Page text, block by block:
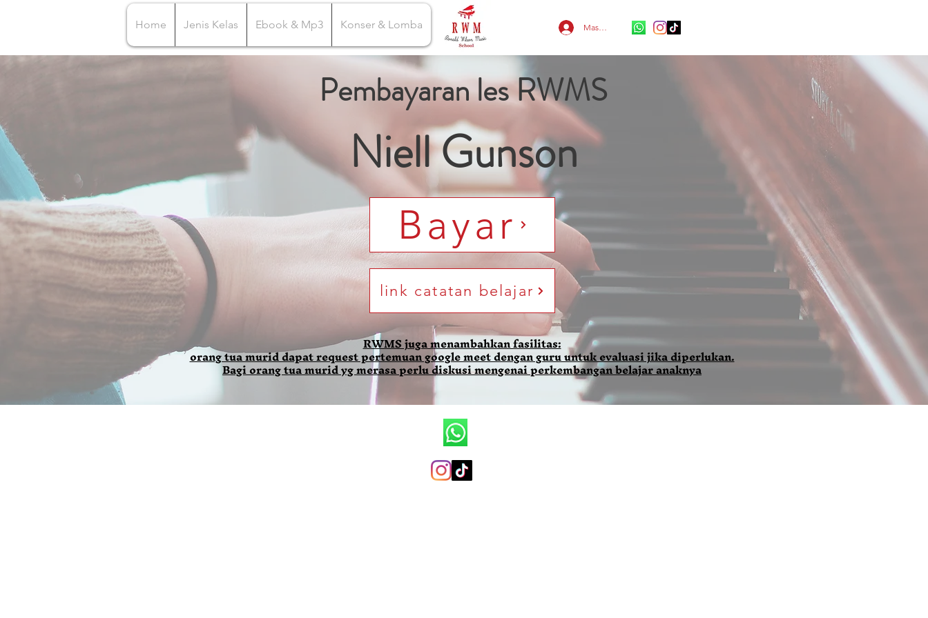
Home Jenis Kelas Ebook & Mp3 Konser & Lomba Masuk
Pembayaran les RWMS
Niell Gunson
Bayar
link catatan belajar
RWMS juga menambahkan fasilitas:
orang tua murid dapat request pertemuan google meet dengan guru untuk evaluasi jika diperlukan.
Bagi orang tua murid yg merasa perlu diskusi mengenai perkembangan belajar anaknya